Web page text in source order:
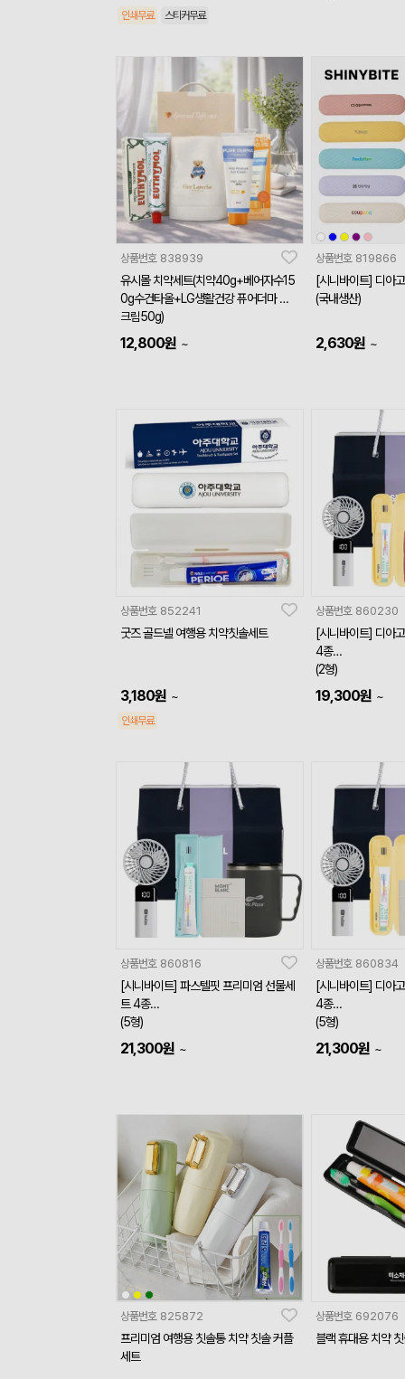
인쇄무료 스티커무료
상품번호 838939
유시몰 치약세트(치약40g+베어자수15
0g수건타올+LG생활건강 퓨어더마 선
크림50g)
12,800원 ~
상품번호 819866
[시니바이트] 디아
(국내생산)
2,630원 ~
상품번호 852241
굿즈 골드넬 여행용 치약칫솔세트
3,180원 ~
인쇄무료
상품번호 860230
[시니바이트] 디아
4종
(2형)
19,300원 ~
상품번호 860816
[시니바이트] 파스텔핏 프리미엄 선물세
트 4종
(5형)
21,300원 ~
상품번호 860834
[시니바이트] 디아
4종
(5형)
21,300원 ~
상품번호 825872
프리미엄 여행용 칫솔통 치약 칫솔 커플
세트
상품번호 692076
블랙 휴대용 치약